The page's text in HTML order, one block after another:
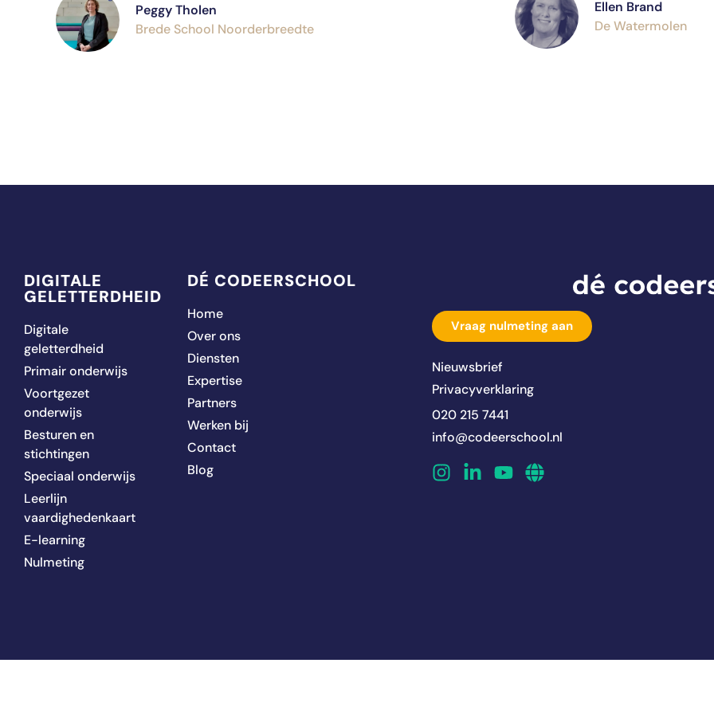
Peggy Tholen
Brede School Noorderbreedte
Ellen Brand
De Watermolen
DIGITALE
GELETTERDHEID
Digitale
geletterdheid
Primair onderwijs
Voortgezet
onderwijs
Besturen en
stichtingen
Speciaal onderwijs
Leerlijn
vaardighedenkaart
E-learning
Nulmeting
DÉ CODEERSCHOOL
Home
Over ons
Diensten
Expertise
Partners
Werken bij
Contact
Blog
Vraag nulmeting aan
Nieuwsbrief
Privacyverklaring
020 215 7441
info@codeerschool.nl